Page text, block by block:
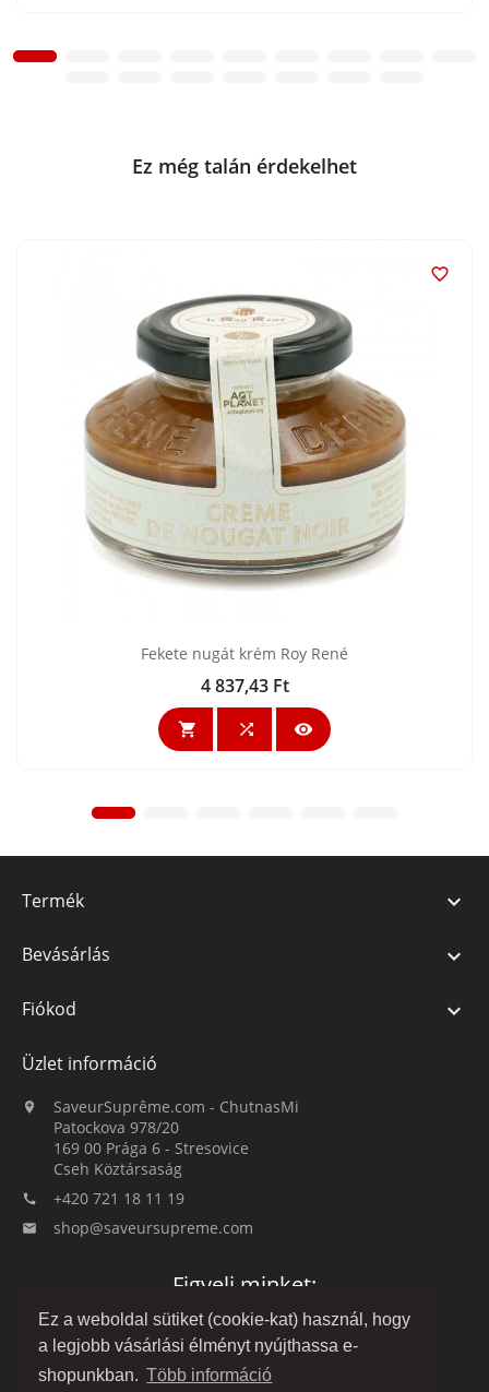
Ez a weboldal sütiket (cookie-kat) használ, hogy
a legjobb vásárlási élményt nyújthassa e-
shopunkban. Több információ
Ez még talán érdekelhet

Fekete nugát krém Roy René
Ár
4 837,43 Ft
  
Termék 
Bevásárlás 
Fiókod 
Üzlet információ

SaveurSuprême.com - ChutnasMi
Patockova 978/20
169 00 Prága 6 - Stresovice
Cseh Köztársaság
 +420 721 18 11 19
 shop@saveursupreme.com
Figyelj minket: